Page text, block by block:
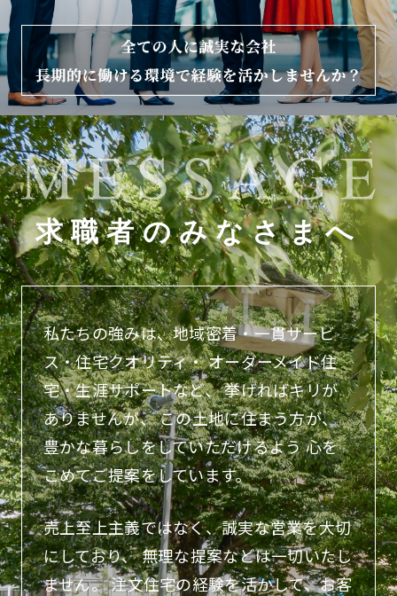
求職者のみなさまへ
私たちの強みは、地域密着・一貫サービ
ス・住宅クオリティ・オーダーメイド住
宅・生涯サポートなど、挙げればキリが
ありませんが、この土地に住まう方が、
豊かな暮らしをしていただけるよう心を
こめてご提案をしています。
売上至上主義ではなく、誠実な営業を大切
にしており、無理な提案などは一切いたし
ません。注文住宅の経験を活かして、お客